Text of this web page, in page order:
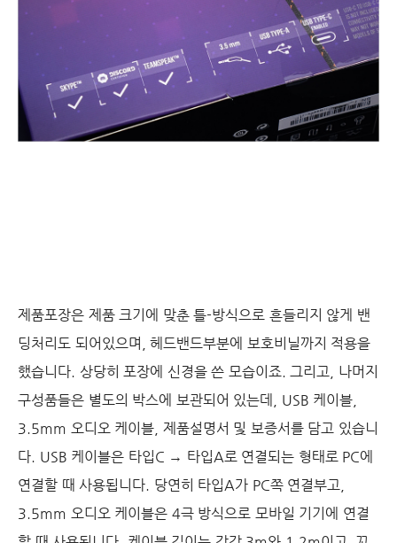
제품포장은 제품 크기에 맞춘 틀-방식으로 흔들리지 않게 밴
딩처리도 되어있으며, 헤드밴드부분에 보호비닐까지 적용을
했습니다. 상당히 포장에 신경을 쓴 모습이죠. 그리고, 나머지
구성품들은 별도의 박스에 보관되어 있는데, USB 케이블,
3.5mm 오디오 케이블, 제품설명서 및 보증서를 담고 있습니
다. USB 케이블은 타입C → 타입A로 연결되는 형태로 PC에
연결할 때 사용됩니다. 당연히 타입A가 PC쪽 연결부고,
3.5mm 오디오 케이블은 4극 방식으로 모바일 기기에 연결